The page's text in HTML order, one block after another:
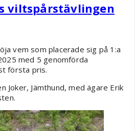
viltspårstävlingen
vem som placerade sig på 1:a
med 5 genomförda
första pris.
Joker, Jämthund, med ägare Erik